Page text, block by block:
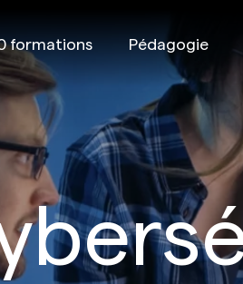
formations Pédagogie